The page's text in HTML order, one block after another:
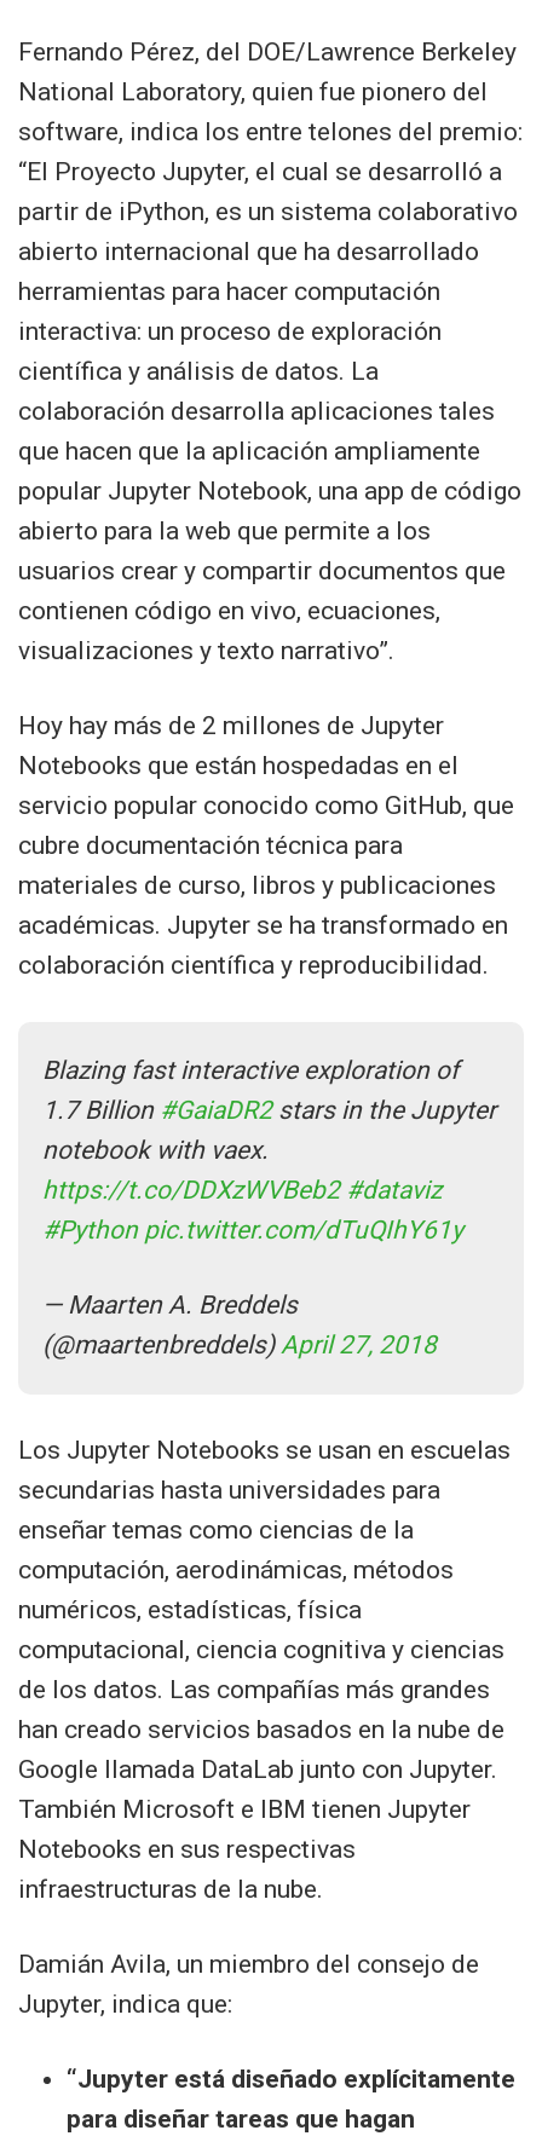
Fernando Pérez, del DOE/Lawrence Berkeley
National Laboratory, quien fue pionero del
software, indica los entre telones del premio:
“El Proyecto Jupyter, el cual se desarrolló a
partir de iPython, es un sistema colaborativo
abierto internacional que ha desarrollado
herramientas para hacer computación
interactiva: un proceso de exploración
científica y análisis de datos. La
colaboración desarrolla aplicaciones tales
que hacen que la aplicación ampliamente
popular Jupyter Notebook, una app de código
abierto para la web que permite a los
usuarios crear y compartir documentos que
contienen código en vivo, ecuaciones,
visualizaciones y texto narrativo”.
Hoy hay más de 2 millones de Jupyter
Notebooks que están hospedadas en el
servicio popular conocido como GitHub, que
cubre documentación técnica para
materiales de curso, libros y publicaciones
académicas. Jupyter se ha transformado en
colaboración científica y reproducibilidad.
Blazing fast interactive exploration of
1.7 Billion #GaiaDR2stars in the Jupyter
notebook with vaex.
https://t.co/DDXzWVBeb2 #dataviz
#Python pic.twitter.com/dTuQIhY61y
— Maarten A. Breddels
(@maartenbreddels)April 27, 2018
Los Jupyter Notebooks se usan en escuelas
secundarias hasta universidades para
enseñar temas como ciencias de la
computación, aerodinámicas, métodos
numéricos, estadísticas, física
computacional, ciencia cognitiva y ciencias
de los datos. Las compañías más grandes
han creado servicios basados en la nube de
Google llamada DataLab junto con Jupyter.
También Microsoft e IBM tienen Jupyter
Notebooks en sus respectivas
infraestructuras de la nube.
Damián Avila, un miembro del consejo de
Jupyter, indica que:
“Jupyter está diseñado explícitamente
para diseñar tareas que hagan